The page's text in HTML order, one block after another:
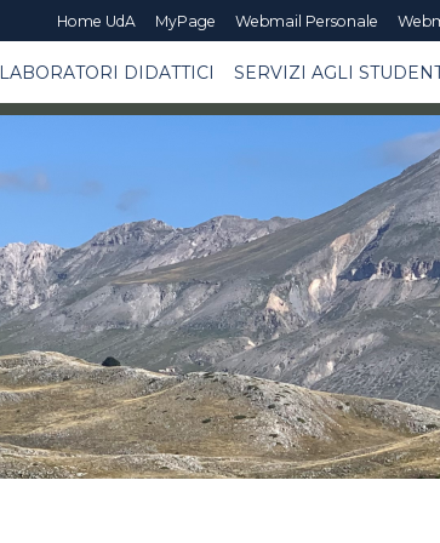
Home UdA MyPage Webmail Personale
LABORATORI DIDATTICI SERVIZI AGLI